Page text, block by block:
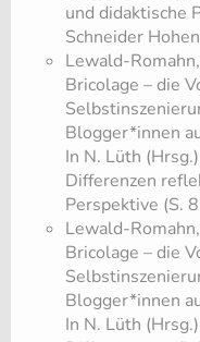
und didaktische
Schneider
Lewald-
Bricolage – die
Blogger*innen
In N. Lüth
Differenzen
Perspektive (S.
Lewald-
Bricolage – die
Blogger*innen
In N. Lüth